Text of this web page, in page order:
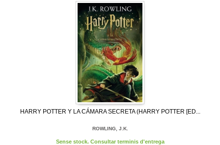
HARRY POTTER Y LA CÁMARA SECRETA (HARRY POTTER [ED...
ROWLING, J.K.
Sense stock. Consultar terminis d'entrega